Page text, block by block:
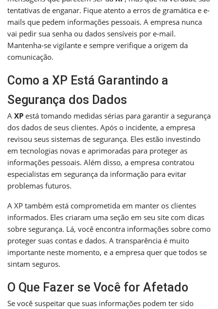
tentativas de enganar. Fique atento a erros de gramática e e-
mails que pedem informações pessoais. A empresa nunca
vai pedir sua senha ou dados sensíveis por e-mail.
Mantenha-se vigilante e sempre verifique a origem da
comunicação.
Como a XP Está Garantindo a
Segurança dos Dados
A XP está tomando medidas sérias para garantir a segurança
dos dados de seus clientes. Após o incidente, a empresa
revisou seus sistemas de segurança. Eles estão investindo
em tecnologias novas e aprimoradas para proteger as
informações pessoais. Além disso, a empresa contratou
especialistas em segurança da informação para evitar
problemas futuros.
A XP também está comprometida em manter os clientes
informados. Eles criaram uma seção em seu site com dicas
sobre segurança. Lá, você encontra informações sobre como
proteger suas contas e dados. A transparência é muito
importante neste momento, e a empresa quer que todos se
sintam seguros.
O Que Fazer se Você for Afetado
Se você suspeitar que suas informações podem ter sido